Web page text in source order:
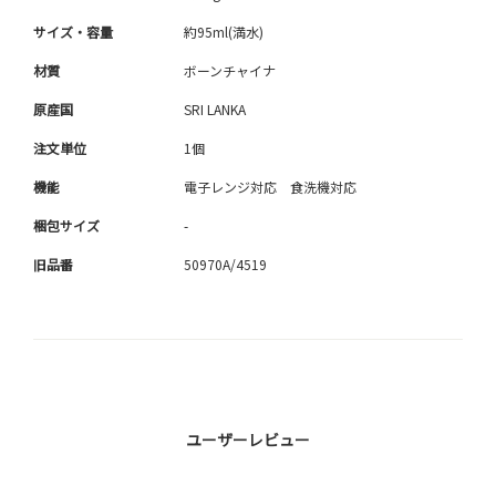
サイズ・容量 約95ml(満水)
材質 ボーンチャイナ
原産国 SRI LANKA
注文単位 1個
機能 電子レンジ対応 食洗機対応
梱包サイズ -
旧品番 50970A/4519
ユーザーレビュー